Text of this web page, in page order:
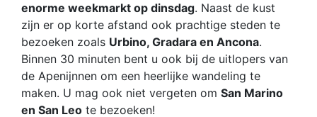
enorme weekmarkt op dinsdag. Naast de kust
zijn er op korte afstand ook prachtige steden te
bezoeken zoals Urbino, Gradara en Ancona.
Binnen 30 minuten bent u ook bij de uitlopers van
de Apenijnnen om een heerlijke wandeling te
maken. U mag ook niet vergeten om San Marino
en San Leo te bezoeken!